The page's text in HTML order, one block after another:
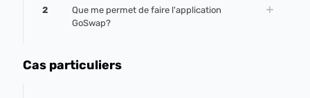
2
Que me permet de faire l'application
GoSwap?
Cas particuliers